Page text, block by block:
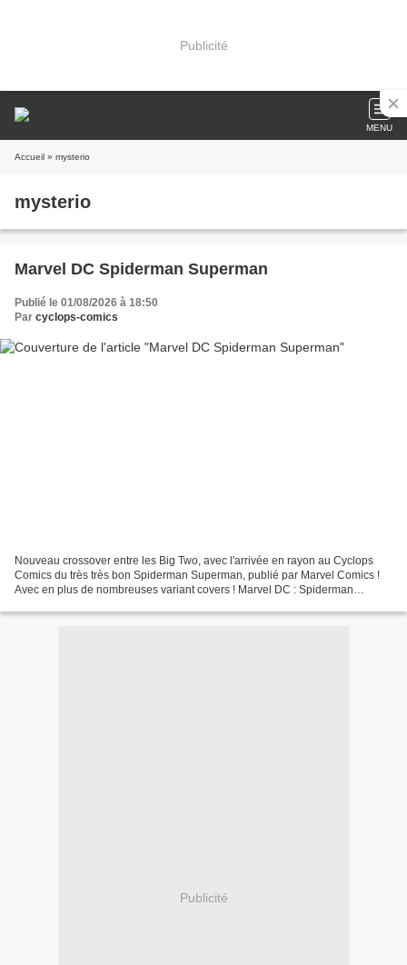
Publicité
MENU
Accueil » mysterio
mysterio
Marvel DC Spiderman Superman
Publié le 01/08/2026 à 18:50
Par cyclops-comics
Nouveau crossover entre les Big Two, avec l'arrivée en rayon au Cyclops
Comics du très très bon Spiderman Superman, publié par Marvel Comics !
Avec en plus de nombreuses variant covers ! Marvel DC : Spiderman
Publicité